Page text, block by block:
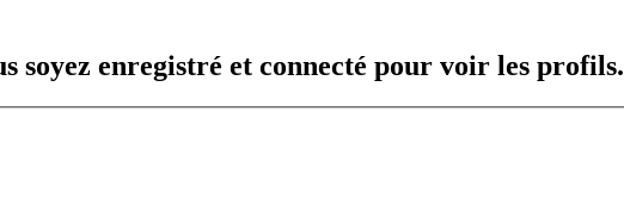
soyez enregistré et connecté pour voir les profils.